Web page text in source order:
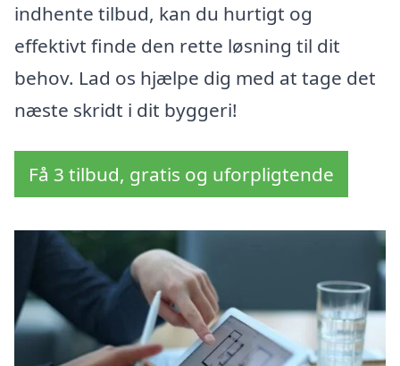
indhente tilbud, kan du hurtigt og
effektivt finde den rette løsning til dit
behov. Lad os hjælpe dig med at tage det
næste skridt i dit byggeri!
Få 3 tilbud, gratis og uforpligtende